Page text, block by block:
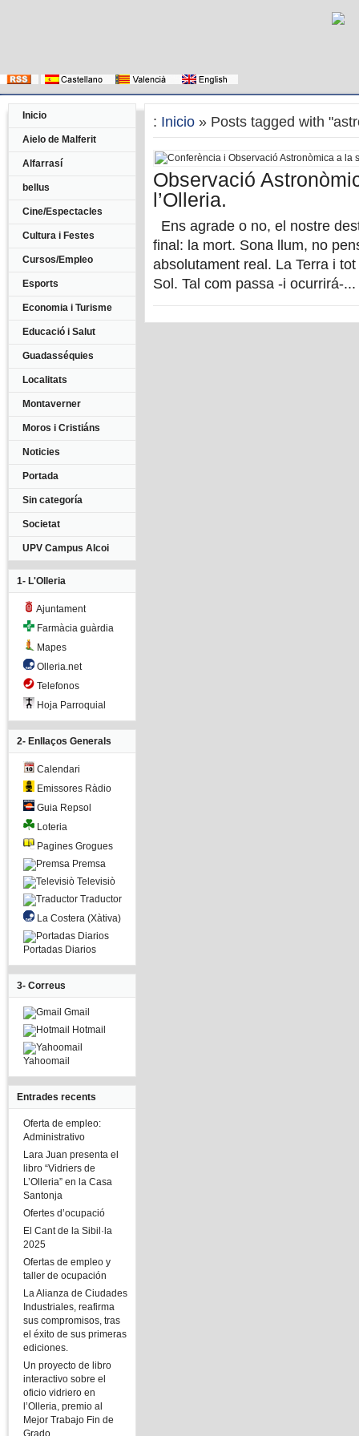
Inicio
Aielo de Malferit
Alfarrasí
bellus
Cine/Espectacles
Cultura i Festes
Cursos/Empleo
Esports
Economia i Turisme
Educació i Salut
Guadasséquies
Localitats
Montaverner
Moros i Cristiáns
Noticies
Portada
Sin categoría
Societat
UPV Campus Alcoi
1- L'Olleria
Ajuntament
Farmàcia guàrdia
Mapes
Olleria.net
Telefonos
Hoja Parroquial
2- Enllaços Generals
Calendari
Emissores Ràdio
Guia Repsol
Loteria
Pagines Grogues
Premsa
Televisiò
Traductor
La Costera (Xàtiva)
Portadas Diarios
3- Correus
Gmail
Hotmail
Yahoomail
Entrades recents
Oferta de empleo:
Administrativo
Lara Juan presenta el
libro “Vidriers de
L’Olleria” en la Casa
Santonja
Ofertes d’ocupació
El Cant de la Sibil·la
2025
Ofertas de empleo y
taller de ocupación
La Alianza de Ciudades
Industriales, reafirma
sus compromisos, tras
el éxito de sus primeras
ediciones.
Un proyecto de libro
interactivo sobre el
oficio vidriero en
l’Olleria, premio al
Mejor Trabajo Fin de
Grado
: Inicio » Posts tagged with
Observació
l’Olleria.
Ens agrade o no, el nostre
final: la mort. Sona llum, no
absolutament real. La Terra i
Sol. Tal com passa -i ocurrirá-...